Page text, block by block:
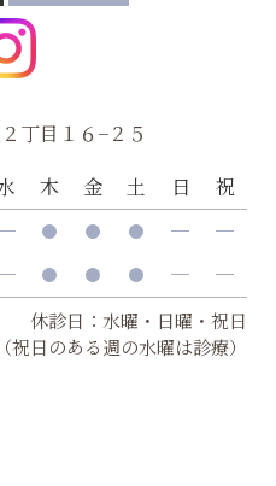
丁目１６−２５
木 金 土 日 祝
休診日：水曜・日曜・祝日
（祝日のある週の水曜は診療）